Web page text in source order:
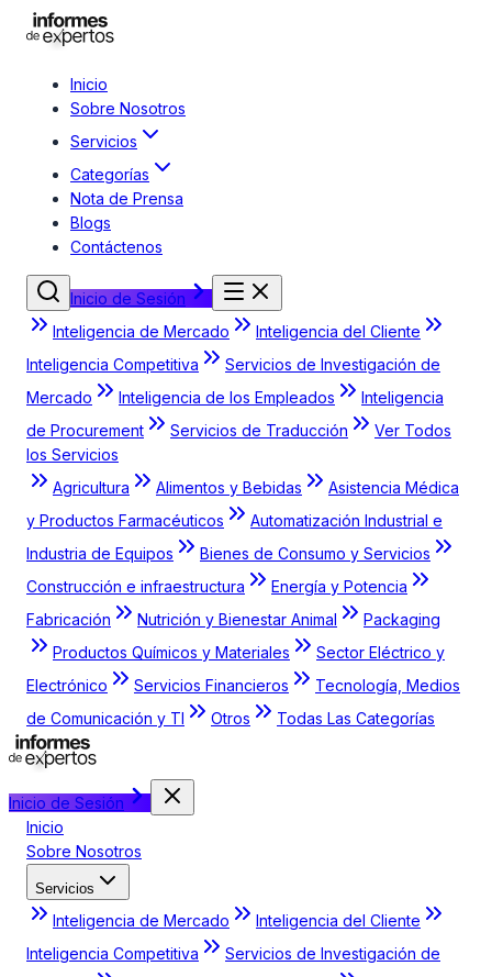
Inicio
Sobre Nosotros
Servicios
Categorías
Nota de Prensa
Blogs
Contáctenos
Inicio de Sesión
Inteligencia de Mercado
Inteligencia del Cliente
Inteligencia Competitiva
Servicios de Investigación de
Mercado
Inteligencia de los Empleados
Inteligencia
de Procurement
Servicios de Traducción
Ver Todos
los Servicios
Agricultura
Alimentos y Bebidas
Asistencia Médica
y Productos Farmacéuticos
Automatización Industrial e
Industria de Equipos
Bienes de Consumo y Servicios
Construcción e infraestructura
Energía y Potencia
Fabricación
Nutrición y Bienestar Animal
Packaging
Productos Químicos y Materiales
Sector Eléctrico y
Electrónico
Servicios Financieros
Tecnología, Medios
de Comunicación y TI
Otros Todas Las Categorías
Inicio de Sesión
Inicio
Sobre Nosotros
Servicios
Inteligencia de Mercado
Inteligencia del Cliente
Inteligencia Competitiva
Servicios de Investigación de